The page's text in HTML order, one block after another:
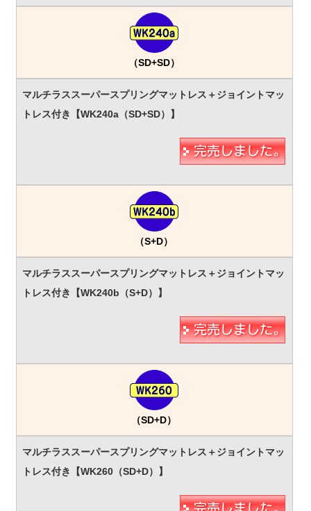
（SD+SD）
（S+D）
（SD+D）